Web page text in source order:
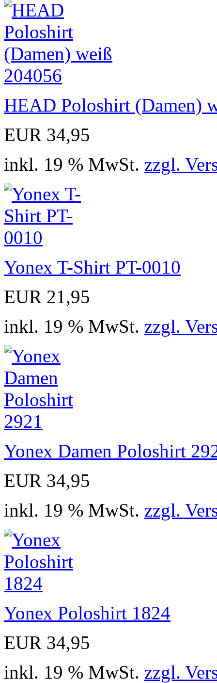
HEAD Poloshirt (Damen)
EUR 34,95
inkl. 19 % MwSt. zzgl.
Yonex T-Shirt PT-0010
EUR 21,95
inkl. 19 % MwSt. zzgl.
Yonex Damen Poloshirt
EUR 34,95
inkl. 19 % MwSt. zzgl.
Yonex Poloshirt 1824
EUR 34,95
inkl. 19 % MwSt. zzgl.